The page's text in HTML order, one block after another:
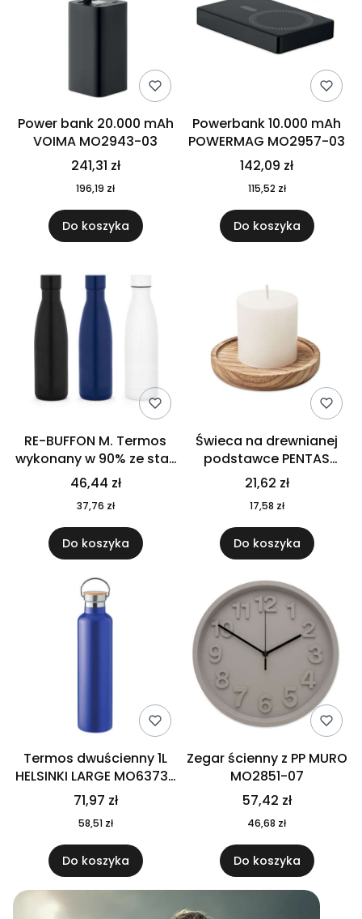
Power bank 20.000 mAh
VOIMA MO2943-03
241,31 zł
196,19 zł
Do koszyka
Powerbank 10.000 mAh
POWERMAG MO2957-03
142,09 zł
115,52 zł
Do koszyka
RE-BUFFON M. Termos
wykonany w 90% ze stali
nierdzewnej
pochodzącej z
recyklingu 520 ml 94294
46,44 zł
37,76 zł
Do koszyka
Świeca na drewnianej
podstawce PENTAS
MO6282-40
21,62 zł
17,58 zł
Do koszyka
Termos dwuścienny 1L
HELSINKI LARGE MO6373-
04
71,97 zł
58,51 zł
Do koszyka
Zegar ścienny z PP MURO
MO2851-07
57,42 zł
46,68 zł
Do koszyka